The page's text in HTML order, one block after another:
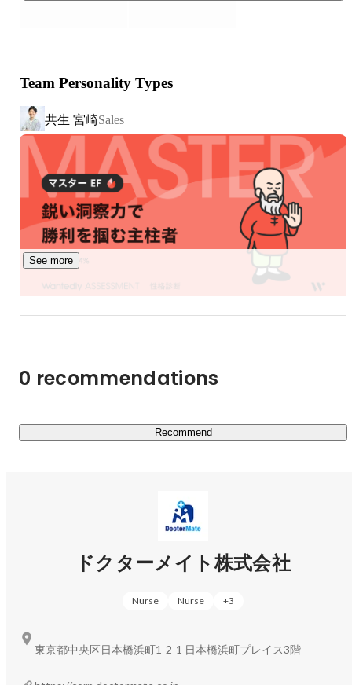
や介護に重点が移っています。しかもこの費用は年々膨れ
上がり続けています。
つまり、日本の高齢化が急速に進んだ結果、社会保障の給
付と負担が経済の伸びを上回って増大すると見込まれてい
ます。
この状況をどこかで改善しなければ、私たちは医療や介護
を持続的に保障してもらうことが難しくなってしまうので
す。
2. 事業：医療と介護をつなぐことで［持続可能な介護のし
くみを創る］
今、介護現場のリソースは逼迫しています。もちろん急激
せん。
単純に母数が増えるだけでなく、要介護度が高い（＝日常
さらに、医療費削減のため、今までなら入院治療を受けて
いた高齢患者を早期退院させるように国が促したことで、
介護施設の病院化が進みました。その結果、介護現場では
医療的な対応や看取り（最期を迎えるまで行うケア）の重
要性が年々高まっていることも、大きく影響しています。
護施設は十分に整備できていません。ここに、私たちが解
決したい課題があるのです。
Team Personality Types
共生 宮崎Sales
中村 恵美 コーポレートデザイングループ
See more
0 recommendations
Recommend
ドクターメイト株式会社
Nurse Nurse +3
東京都中央区日本橋浜町1-2-1 日本橋浜町プレイス3階